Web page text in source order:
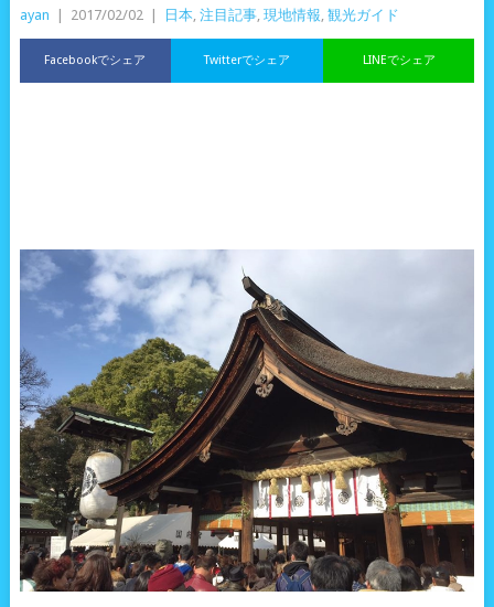
ayan 2017/02/02 日本, 注目記事, 現地情報, 観光ガイド
Facebookでシェア LINEでシェア
Twitterでシェア